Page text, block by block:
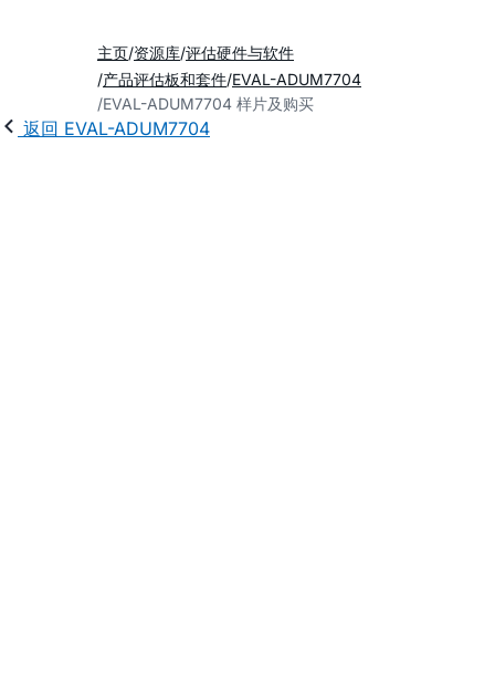
主页 资源库 评估硬件与软件
产品评估板和套件 EVAL-ADUM7704
EVAL-ADUM7704 样片及购买
返回 EVAL-ADUM7704